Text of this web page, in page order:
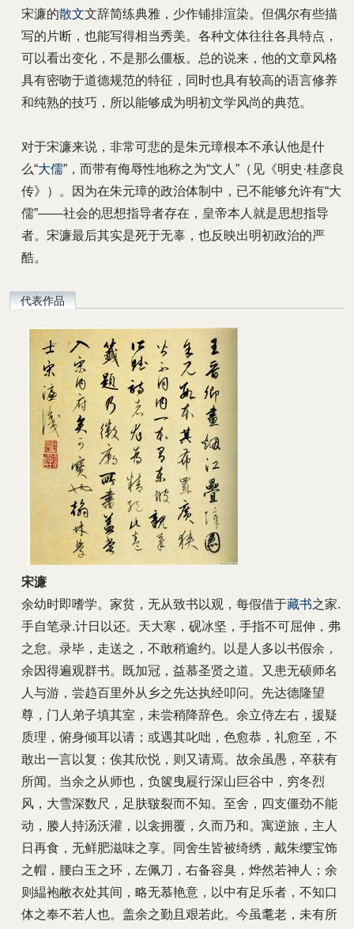
宋濂的散文文辞简练典雅，少作铺排渲染。但偶尔有些描
写的片断，也能写得相当秀美。各种文体往往各具特点，
可以看出变化，不是那么僵板。总的说来，他的文章风格
具有密吻于道德规范的特征，同时也具有较高的语言修养
和纯熟的技巧，所以能够成为明初文学风尚的典范。
对于宋濂来说，非常可悲的是朱元璋根本不承认他是什
么“大儒”，而带有侮辱性地称之为“文人”（见《明史·桂彦良
传》）。因为在朱元璋的政治体制中，已不能够允许有“大
儒”——社会的思想指导者存在，皇帝本人就是思想指导
者。宋濂最后其实是死于无辜，也反映出明初政治的严
酷。
代表作品
宋濂
余幼时即嗜学。家贫，无从致书以观，每假借于藏书之家.
手自笔录.计日以还。天大寒，砚冰坚，手指不可屈伸，弗
之怠。录毕，走送之，不敢稍逾约。以是人多以书假余，
余因得遍观群书。既加冠，益慕圣贤之道。又患无硕师名
人与游，尝趋百里外从乡之先达执经叩问。先达德隆望
尊，门人弟子填其室，未尝稍降辞色。余立侍左右，援疑
质理，俯身倾耳以请；或遇其叱咄，色愈恭，礼愈至，不
敢出一言以复；俟其欣悦，则又请焉。故余虽愚，卒获有
所闻。当余之从师也，负箧曳屣行深山巨谷中，穷冬烈
风，大雪深数尺，足肤皲裂而不知。至舍，四支僵劲不能
动，媵人持汤沃灌，以衾拥覆，久而乃和。寓逆旅，主人
日再食，无鲜肥滋味之享。同舍生皆被绮绣，戴朱缨宝饰
之帽，腰白玉之环，左佩刀，右备容臭，烨然若神人；余
则緼袍敝衣处其间，略无慕艳意，以中有足乐者，不知口
体之奉不若人也。盖余之勤且艰若此。今虽耄老，未有所